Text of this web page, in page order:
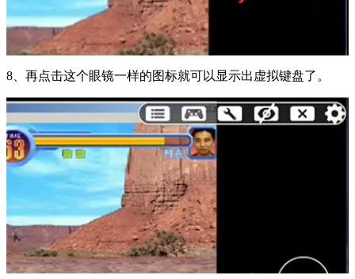
8、再点击这个眼镜一样的图标就可以显示出虚拟键盘了。